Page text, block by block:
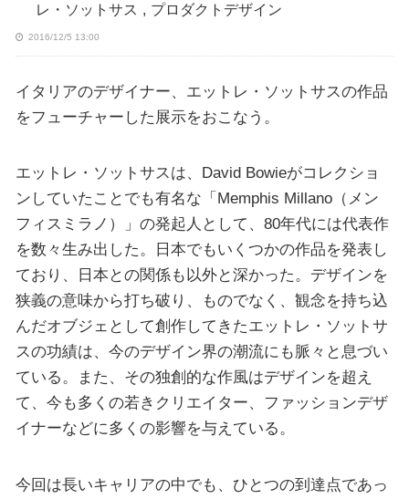
レ・ソットサス , プロダクトデザイン
2016/12/5 13:00
イタリアのデザイナー、エットレ・ソットサスの作品
をフューチャーした展示をおこなう。
エットレ・ソットサスは、David Bowieがコレクショ
ンしていたことでも有名な「Memphis Millano（メン
フィスミラノ）」の発起人として、80年代には代表作
を数々生み出した。日本でもいくつかの作品を発表し
ており、日本との関係も以外と深かった。デザインを
狭義の意味から打ち破り、ものでなく、観念を持ち込
んだオブジェとして創作してきたエットレ・ソットサ
スの功績は、今のデザイン界の潮流にも脈々と息づい
ている。また、その独創的な作風はデザインを超え
て、今も多くの若きクリエイター、ファッションデザ
イナーなどに多くの影響を与えている。
今回は長いキャリアの中でも、ひとつの到達点であっ